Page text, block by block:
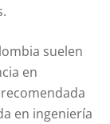
suelen
en
en ingeniería